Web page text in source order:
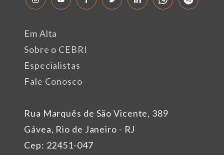
Rua Marquês de São Vicente, 389
Gávea, Rio de Janeiro - RJ
Cep: 22451-047
Em Alta
Sobre o CEBRI
Especialistas
Fale Conosco